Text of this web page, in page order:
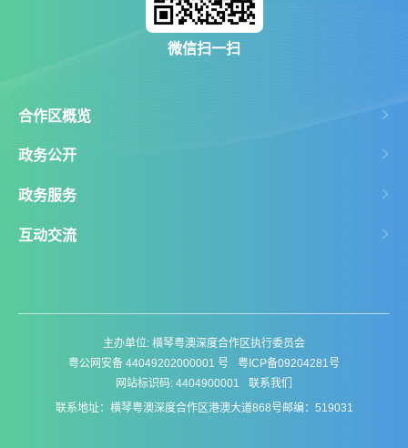
微信扫一扫
合作区概览
政务公开
政务服务
互动交流
主办单位: 横琴粤澳深度合作区执行委员会
粤公网安备 44049202000001 号
粤ICP备09204281号
网站标识码: 4404900001
联系我们
联系地址：横琴粤澳深度合作区港澳大道868号邮编：519031